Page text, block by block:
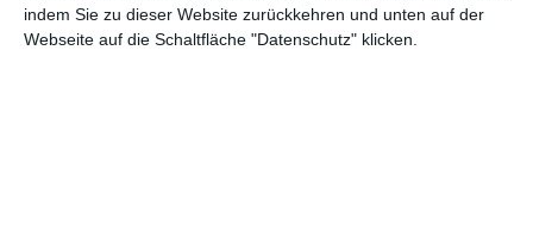
indem Sie zu dieser Website zurückkehren und unten auf der
Webseite auf die Schaltfläche "Datenschutz" klicken.
Allgemeine Glückwünsche
Viel Glück